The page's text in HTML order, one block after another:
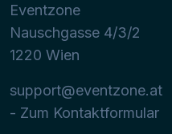
Eventzone
Nauschgasse 4/3/2
1220 Wien
support@eventzone.at
- Zum Kontaktformular